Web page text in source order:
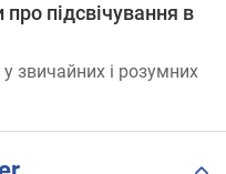
підсвічування в
звичайних і розумних